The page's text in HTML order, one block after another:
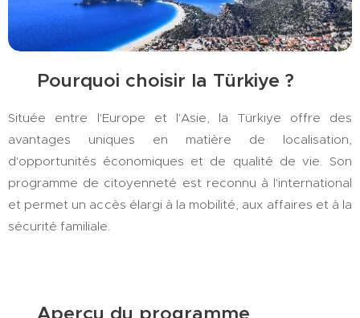
🌴 Pourquoi choisir la Türkiye ?
Située entre l'Europe et l'Asie, la Türkiye offre des
avantages uniques en matière de localisation,
d'opportunités économiques et de qualité de vie. Son
programme de citoyenneté est reconnu à l'international
et permet un accès élargi à la mobilité, aux affaires et à la
sécurité familiale.
🛂 Aperçu du programme